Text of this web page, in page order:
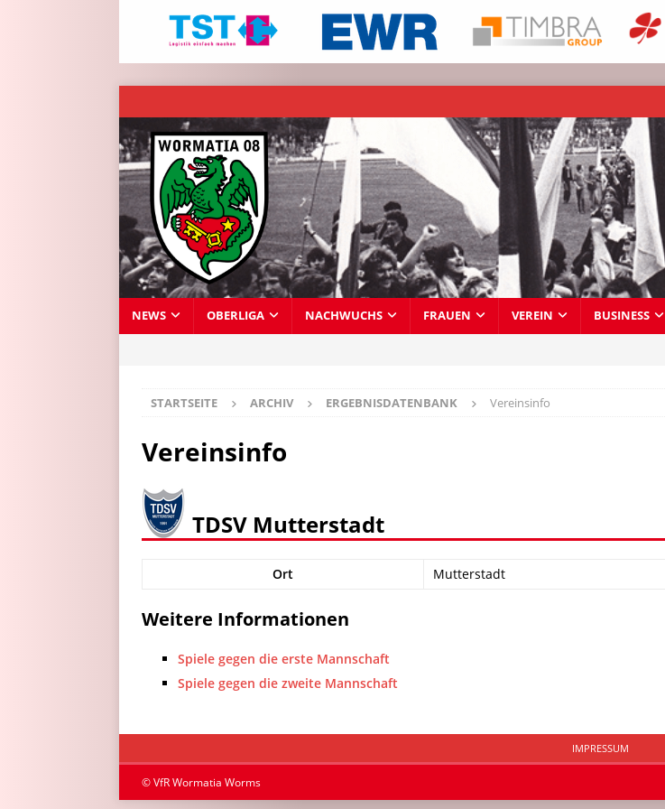
NEWS OBERLIGA NACHWUCHS FRAUEN VEREIN BUSINESS
STARTSEITE ARCHIV ERGEBNISDATENBANK Vereinsinfo
Vereinsinfo
TDSV Mutterstadt
Ort Mutterstadt
Weitere Informationen
Spiele gegen die erste Mannschaft
Spiele gegen die zweite Mannschaft
IMPRESSUM
© VfR Wormatia Worms